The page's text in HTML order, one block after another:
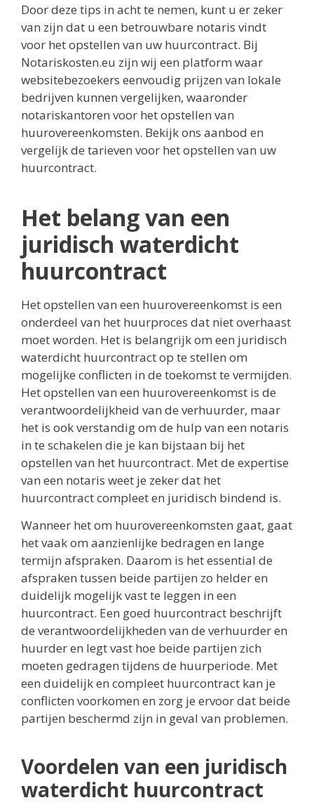
Door deze tips in acht te nemen, kunt u er zeker
van zijn dat u een betrouwbare notaris vindt
voor het opstellen van uw huurcontract. Bij
Notariskosten.eu zijn wij een platform waar
websitebezoekers eenvoudig prijzen van lokale
bedrijven kunnen vergelijken, waaronder
notariskantoren voor het opstellen van
huurovereenkomsten. Bekijk ons aanbod en
vergelijk de tarieven voor het opstellen van uw
huurcontract.
Het belang van een
juridisch waterdicht
huurcontract
Het opstellen van een huurovereenkomst is een
onderdeel van het huurproces dat niet overhaast
moet worden. Het is belangrijk om een juridisch
waterdicht huurcontract op te stellen om
mogelijke conflicten in de toekomst te vermijden.
Het opstellen van een huurovereenkomst is de
verantwoordelijkheid van de verhuurder, maar
het is ook verstandig om de hulp van een notaris
in te schakelen die je kan bijstaan bij het
opstellen van het huurcontract. Met de expertise
van een notaris weet je zeker dat het
huurcontract compleet en juridisch bindend is.
Wanneer het om huurovereenkomsten gaat, gaat
het vaak om aanzienlijke bedragen en lange
termijn afspraken. Daarom is het essential de
afspraken tussen beide partijen zo helder en
duidelijk mogelijk vast te leggen in een
huurcontract. Een goed huurcontract beschrijft
de verantwoordelijkheden van de verhuurder en
huurder en legt vast hoe beide partijen zich
moeten gedragen tijdens de huurperiode. Met
een duidelijk en compleet huurcontract kan je
conflicten voorkomen en zorg je ervoor dat beide
partijen beschermd zijn in geval van problemen.
Voordelen van een juridisch
waterdicht huurcontract